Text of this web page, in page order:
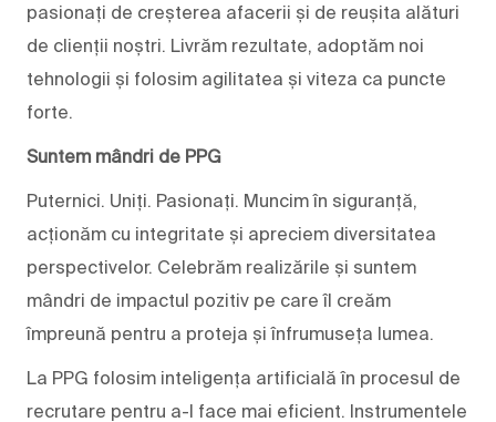
pasionați de creșterea afacerii și de reușita alături
de clienții noștri. Livrăm rezultate, adoptăm noi
tehnologii și folosim agilitatea și viteza ca puncte
forte.
Suntem mândri de PPG
Puternici. Uniți. Pasionați. Muncim în siguranță,
acționăm cu integritate și apreciem diversitatea
perspectivelor. Celebrăm realizările și suntem
mândri de impactul pozitiv pe care îl creăm
împreună pentru a proteja și înfrumuseța lumea.
La PPG folosim inteligența artificială în procesul de
recrutare pentru a-l face mai eficient. Instrumentele